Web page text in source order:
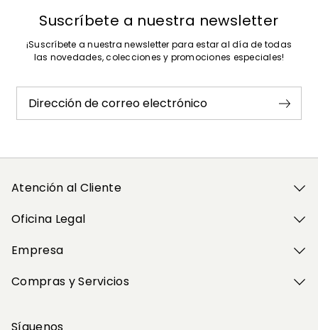
Suscríbete a nuestra newsletter
¡Suscríbete a nuestra newsletter para estar al día de todas
las novedades, colecciones y promociones especiales!
Dirección de correo electrónico
Atención al Cliente
Oficina Legal
Empresa
Compras y Servicios